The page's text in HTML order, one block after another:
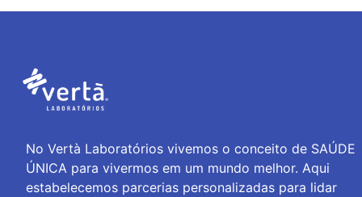
No Vertà Laboratórios vivemos o conceito de SAÚDE
ÚNICA para vivermos em um mundo melhor. Aqui
estabelecemos parcerias personalizadas para lidar